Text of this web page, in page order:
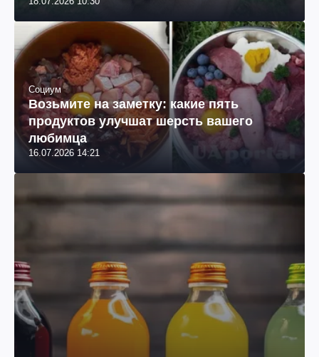
Социум
Возьмите на заметку: какие пять
продуктов улучшат шерсть вашего
любимца
16.07.2026 14:21